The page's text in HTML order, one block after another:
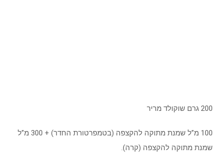
200 גרם שוקולד מריר
100 מ”ל שמנת מתוקה להקצפה (בטמפרטורת החדר) + 300 מ”ל
שמנת מתוקה להקצפה (קרה).